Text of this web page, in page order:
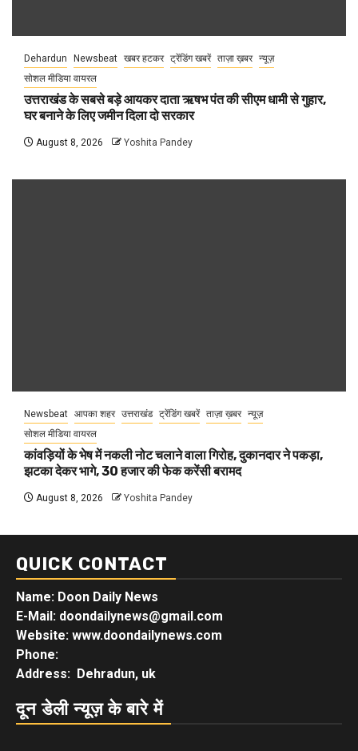
Dehardun Newsbeat खबर हटकर ट्रेंडिंग खबरें ताज़ा ख़बर न्यूज़
सोशल मीडिया वायरल
उत्तराखंड के सबसे बड़े आयकर दाता ऋषभ पंत की सीएम धामी से गुहार,
घर बनाने के लिए जमीन दिला दो सरकार
August 8, 2026 Yoshita Pandey
Newsbeat आपका शहर उत्तराखंड ट्रेंडिंग खबरें ताज़ा ख़बर न्यूज़
सोशल मीडिया वायरल
कांवड़ियों के भेष में नकली नोट चलाने वाला गिरोह, दुकानदार ने पकड़ा,
झटका देकर भागे, 30 हजार की फेक करेंसी बरामद
August 8, 2026 Yoshita Pandey
QUICK CONTACT
Name: Doon Daily News
E-Mail: doondailynews@gmail.com
Website: www.doondailynews.com
Phone:
Address: Dehradun, uk
दून डेली न्यूज़ के बारे में